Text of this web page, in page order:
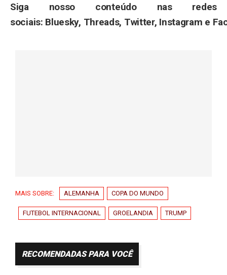
Siga nosso conteúdo nas redes
sociais: Bluesky, Threads, Twitter, Instagram e
MAIS SOBRE: ALEMANHA COPA DO MUNDO
FUTEBOL INTERNACIONAL GROELANDIA TRUMP
RECOMENDADAS PARA VOCÊ